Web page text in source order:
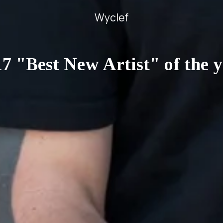
Wyclef
"Best New Artist" of the